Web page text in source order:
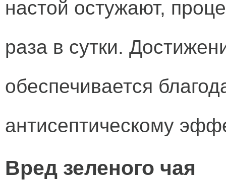
настой остужают,
раза в сутки.
обеспечивается
антисептическому
Вред зеленого чая